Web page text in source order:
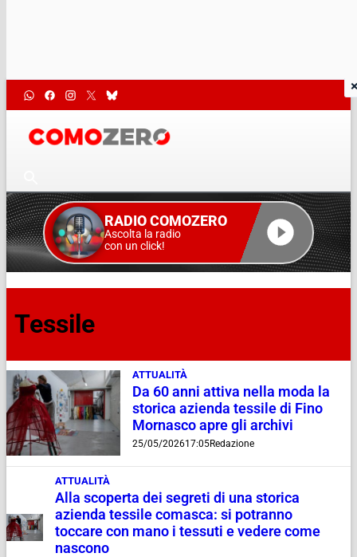
RADIO COMOZERO
Ascolta la radio
con un click!
Tessile
ATTUALITÀ
Da 60 anni attiva nella moda la
storica azienda tessile di Fino
Mornasco apre gli archivi
25/05/202617:05Redazione
ATTUALITÀ
Alla scoperta dei segreti di una storica
azienda tessile comasca: si potranno
toccare con mano i tessuti e vedere come
nascono